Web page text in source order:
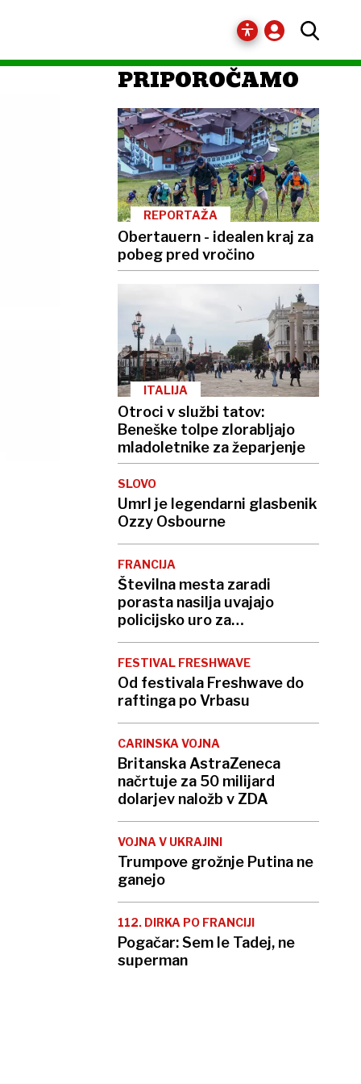
PRIPOROČAMO
REPORTAŽA
Obertauern - idealen kraj za
pobeg pred vročino
ITALIJA
Otroci v službi tatov:
Beneške tolpe zlorabljajo
mladoletnike za žeparjenje
SLOVO
Umrl je legendarni glasbenik
Ozzy Osbourne
FRANCIJA
Številna mesta zaradi
porasta nasilja uvajajo
policijsko uro za
mladoletnike
FESTIVAL FRESHWAVE
Od festivala ​Freshwave do
raftinga po Vrbasu
CARINSKA VOJNA
Britanska AstraZeneca
načrtuje za 50 milijard
dolarjev naložb v ZDA
VOJNA V UKRAJINI
Trumpove grožnje Putina ne
ganejo
112. DIRKA PO FRANCIJI
Pogačar: Sem le Tadej, ne
superman